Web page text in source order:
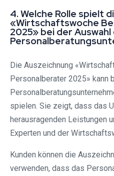
4. Welche Rolle spielt
«Wirtschaftswoche
2025» bei der Auswahl
Die Auszeichnung
Personalberater 2025» kann
spielen. Sie zeigt, dass das
herausragenden Leistungen
Experten und der
Kunden können die
verwenden, dass das